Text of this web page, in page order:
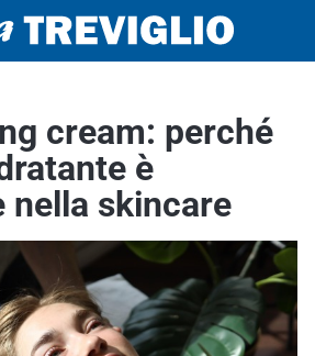
cream: perché
è
nella skincare